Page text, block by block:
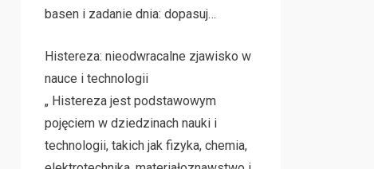
basen i zadanie dnia: dopasuj…
Histereza: nieodwracalne zjawisko w
nauce i technologii
„ Histereza jest podstawowym
pojęciem w dziedzinach nauki i
technologii, takich jak fizyka, chemia,